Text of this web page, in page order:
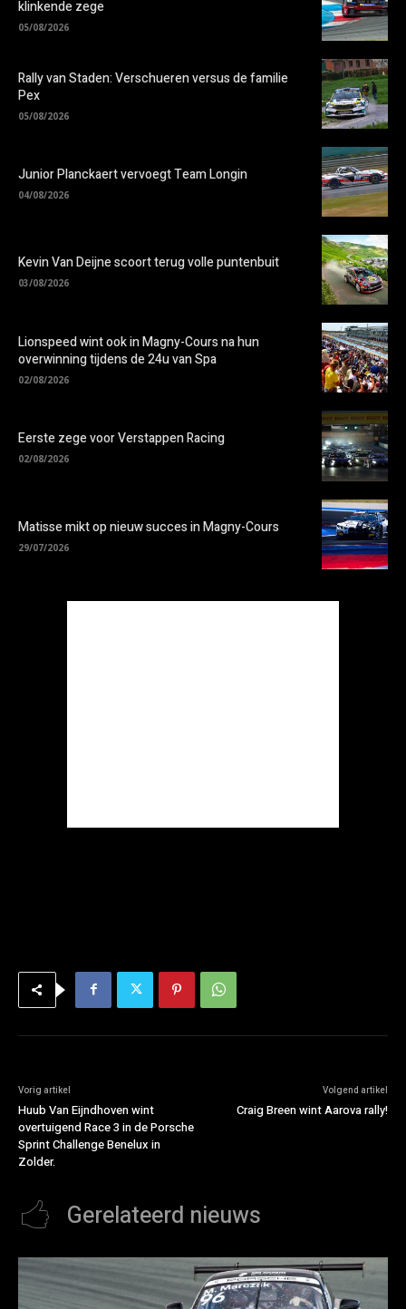
klinkende zege
05/08/2026
Rally van Staden: Verschueren versus de familie
Pex
05/08/2026
Junior Planckaert vervoegt Team Longin
04/08/2026
Kevin Van Deijne scoort terug volle puntenbuit
03/08/2026
Lionspeed wint ook in Magny-Cours na hun
overwinning tijdens de 24u van Spa
02/08/2026
Eerste zege voor Verstappen Racing
02/08/2026
Matisse mikt op nieuw succes in Magny-Cours
29/07/2026
Vorig artikel
Huub Van Eijndhoven wint
overtuigend Race 3 in de Porsche
Sprint Challenge Benelux in
Zolder.
Volgend artikel
Craig Breen wint Aarova rally!
Gerelateerd nieuws